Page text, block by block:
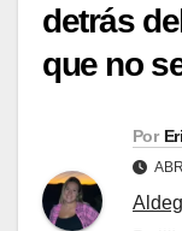
detrás
que no
Por